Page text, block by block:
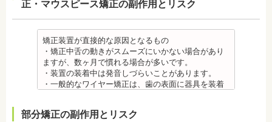
・装置の装着中は発音しづらいことがあります。
・矯正装置を装着した直後や、ワイヤーを交換した
直後に痛みを感じることがありますが、数日でおさ
まる場合が多いです。また、冷たいものを飲んだと
きにしみる「知覚過敏」があらわれる場合がありま
すが、基本的には数日で改善されます。長期間痛む
場合は、歯科医師に相談しましょう。
金属アレルギー
は、皮膚科で行われているパッチテストなどをうけ
正・マウスピース矯正の副作用とリスク
矯正装置が直接的な原因となるもの
・矯正中舌の動きがスムーズにいかない場合があり
ますが、数ヶ月で慣れる場合が多いです。
・装置の装着中は発音しづらいことがあります。
・一般的なワイヤー矯正は、歯の表面に器具を装着
・矯正治療中に装置が当たることで頬の内側に傷が
部分矯正の副作用とリスク